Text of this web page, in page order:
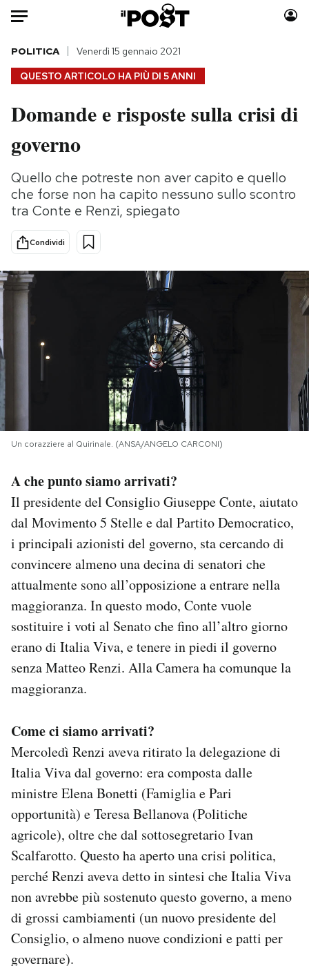
Auto
HOME
Italia
Politica
Tecnologia
Internet
Scienza
Cultura
Economia
Moda
Storie/Idee
Ok Boomer!
Media
NEWSLETTER
I MIEI PREFERITI
SHOP
CALENDARIO
AREA PERSONALE
Area Personale
Newsletter
Notifiche mobile
Regala il Post
Hai bisogno di aiuto?
Esci
QUESTO ARTICOLO HA PIÙ DI 5 ANNI
POLITICA Venerdì 15 gennaio 2021
Domande e risposte sulla crisi di
governo
Quello che potreste non aver capito e quello
che forse non ha capito nessuno sullo scontro
tra Conte e Renzi, spiegato
Condividi
Un corazziere al Quirinale. (ANSA/ANGELO CARCONI)
A che punto siamo arrivati?
Il presidente del Consiglio Giuseppe Conte, aiutato
dal Movimento 5 Stelle e dal Partito Democratico,
i principali azionisti del governo, sta cercando di
convincere almeno una decina di senatori che
attualmente sono all’opposizione a entrare nella
maggioranza. In questo modo, Conte vuole
sostituire i voti al Senato che fino all’altro giorno
erano di Italia Viva, e tenere in piedi il governo
senza Matteo Renzi. Alla Camera ha comunque la
maggioranza.
Come ci siamo arrivati?
Mercoledì Renzi aveva ritirato la delegazione di
Italia Viva dal governo: era composta dalle
ministre Elena Bonetti (Famiglia e Pari
opportunità) e Teresa Bellanova (Politiche
agricole), oltre che dal sottosegretario Ivan
Scalfarotto. Questo ha aperto una crisi politica,
perché Renzi aveva detto in sintesi che Italia Viva
non avrebbe più sostenuto questo governo, a meno
di grossi cambiamenti (un nuovo presidente del
Consiglio, o almeno nuove condizioni e patti per
governare).